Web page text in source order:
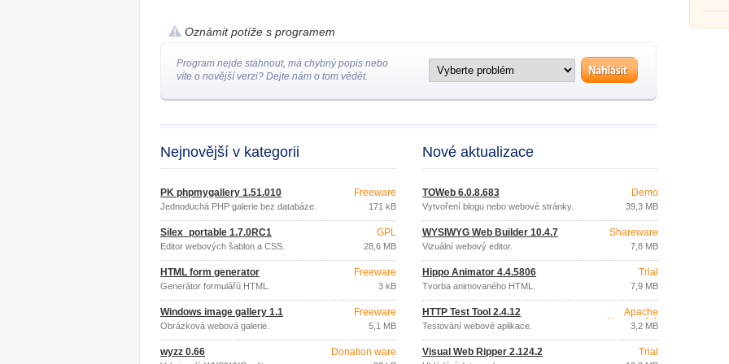
Oznámit potíže s programem
Program nejde stáhnout, má chybný popis nebo
víte o novější verzi? Dejte nám o tom vědět.
Nejnovější v kategorii
PK phpmygallery 1.51.010
Jednoduchá PHP galerie bez databáze.
Freeware
171 kB
Silex_portable 1.7.0RC1
Editor webových šablon a CSS.
GPL
28,6 MB
HTML form generator
Generátor formulářů HTML.
Freeware
3 kB
Windows image gallery 1.1
Obrázková webová galerie.
Freeware
5,1 MB
wyzz 0.66 Donation ware
Nové aktualizace
TOWeb 6.0.8.683
Vytvoření blogu nebo webové stránky.
Demo
39,3 MB
WYSIWYG Web Builder 10.4.7
Vizuální webový editor.
Shareware
7,8 MB
Hippo Animator 4.4.5806
Tvorba animovaného HTML.
Trial
7,9 MB
HTTP Test Tool 2.4.12
Testování webové aplikace.
Apache
License 2.0
3,2 MB
Visual Web Ripper 2.124.2 Trial